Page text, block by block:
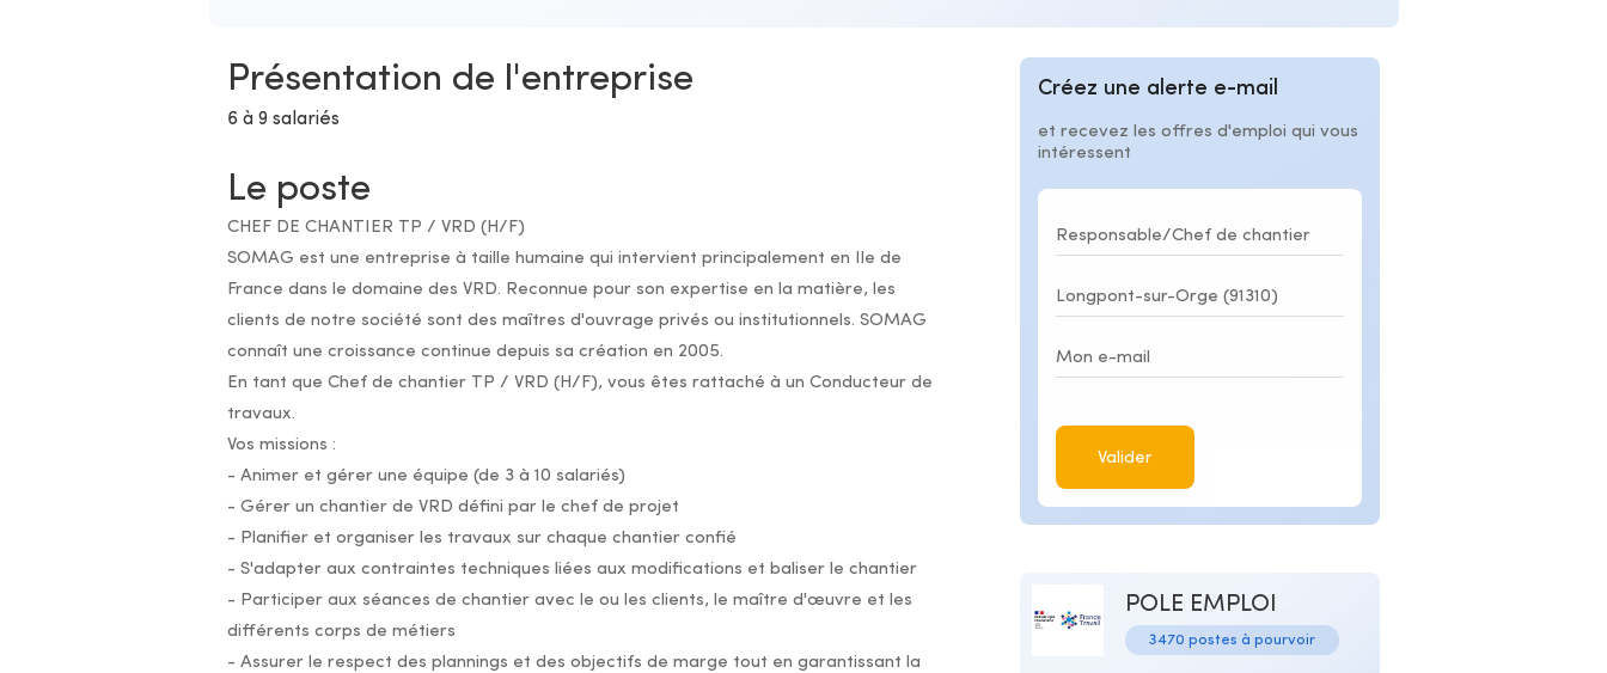
Présentation de l'entreprise
6 à 9 salariés
Le poste
CHEF DE CHANTIER TP / VRD (H/F)
SOMAG est une entreprise à taille humaine qui intervient principalement en Ile de
France dans le domaine des VRD. Reconnue pour son expertise en la matière, les
clients de notre société sont des maîtres d'ouvrage privés ou institutionnels. SOMAG
connaît une croissance continue depuis sa création en 2005.
En tant que Chef de chantier TP / VRD (H/F), vous êtes rattaché à un Conducteur de
travaux.
Vos missions :
- Animer et gérer une équipe (de 3 à 10 salariés)
- Gérer un chantier de VRD défini par le chef de projet
- Planifier et organiser les travaux sur chaque chantier confié
- S'adapter aux contraintes techniques liées aux modifications et baliser le chantier
- Participer aux séances de chantier avec le ou les clients, le maître d'œuvre et les
différents corps de métiers
- Assurer le respect des plannings et des objectifs de marge tout en garantissant la
Créez une alerte e-mail
et recevez les offres d'emploi qui vous
intéressent
Valider
POLE EMPLOI
3470 postes à pourvoir